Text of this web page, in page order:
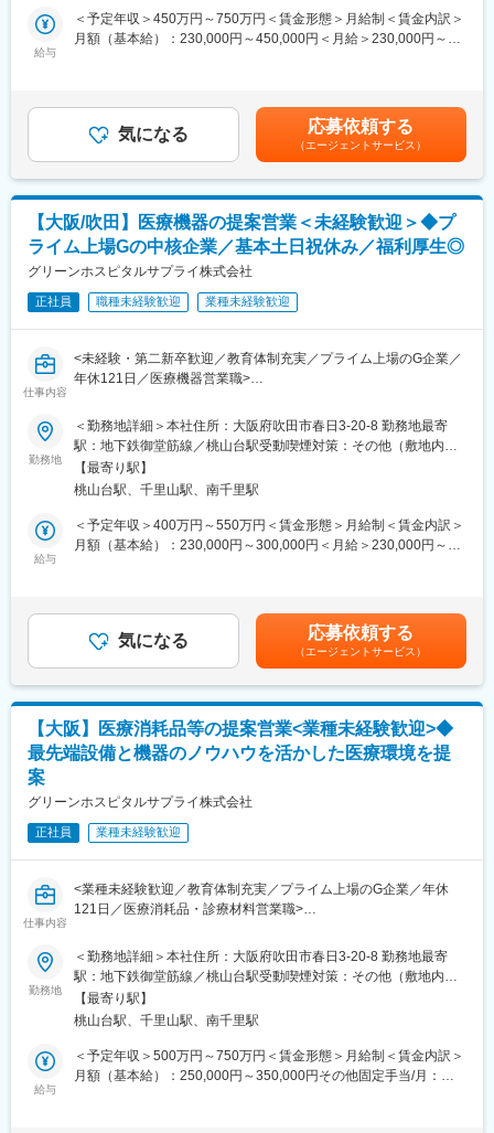
TPS事業部・メディカルファシリティー営業グループ
営業2名、施工管理1名が在籍し、連携しながら業務を進めていま
短期的な数字を追う個人ノルマやインセンティブはありません。
部としての目標はありますが、評価はプロセスやスキルの向上を
重視します。
腰を据えて専門性を高められる環境です。
■キャリアパス
成果や役割に応じて昇格の機会があり、30代で課長、40代で部長
として活躍する社員もいます。
医療×建設という安定性の高い分野で、専門性とマネジメント双方
のキャリア形成が可能です。
「生命を守る人の環境づくり」を掲げ、医療機関を多角的に支
援。
変更の範囲：会社の定める業務
構成比が高いです。
・担当エリアにつは、関西案件中心となります。
※必要に応じて出張はありますが、長期出張は少ない環境となりま
す。
・工事金額…数十万～4億程度と幅広い案件となりますが、新設よ
りも改修案件の割合が高いです。
・同社は医療商社内の専門技術チームとして、医療機器・設備・
建築を横断する知識を持つ技術者が在籍。病院の理事長・院長・
事務長と直接やり取りする案件が多く、発注者に近い立場で業務
を進められます。
業務をお任せしますが、ご経験を積んでいただき、複数の分野で
の施工監理を担当いただく事を想定しております。
■教育体制
・OJTを中心に医療法規・設備基準・特殊施工などの専門知識を
士・施工管理技士などの取得を積極サポートします。
■本ポジションの魅力・やりがい
・MRI室の電磁対策や病室の酸素アウトレット設置など一般建築
成を見届ける達成感は大きく、「いのちを守る人を支える環境づ
くり」に直接貢献できます。
るほか、プロジェクトマネジメント（CM）領域にも挑戦可能。大
規模案件の責任者、技術指導など将来的なキャリアの幅も広いで
す。
■募集背景
・医療機関の建替え・増改築が全国的に増加し、医療×建築に特化
した工事ニーズが拡大。専門性の高い「MF技術工事部」を強化
し、10名から30名体制を目指すため施工管理の経験者を募集しま
変更の範囲：会社の定める業務
給与
＜予定年収＞450万円～750万円＜賃金形態＞月給制＜賃金内訳＞
月額（基本給）：230,000円～450,000円＜月給＞230,000円～
り、選考を通じて上下する可能性があります。月給(月額)は固定手
当を含めた表記です。
気になる 応募依頼する
（エージェントサービス）
【大阪/吹田】医療機器の提案営業＜未経験歓迎＞◆プ
ライム上場Gの中核企業／基本土日祝休み／福利厚生◎
グリーンホスピタルサプライ株式会社
正社員 職種未経験歓迎 業種未経験歓迎
仕事内容
<未経験・第二新卒歓迎／教育体制充実／プライム上場のG企業／
年休121日／医療機器営業職>
う大型の放射線機器から、手術で使用する電気メスまで、院内で
使用する医療機器の販売をお任せします。
■職務内容：
複数のメーカーを販売できる商社として、機器導入による利点・
欠点・省力化・効率化を病院の立場で検討し提案します。増改
築・新機器導入やITシステム導入・手術室改装など、施設に伴う
幅広い課題解決のための提案、機器営業をお任せいたします。
■業務の魅力：
・病院の経営層や事務局、ドクターに提案営業を行います。
・医療機器の商社として病院で必要な「モノ」を幅広く取り扱う
・他にもメーカー、IT企業等、50社超（※2026年4月現在）のシッ
プヘルスケアグループ各社と連携した他社にはない提案が可能で
す。
■組織構成：
ように研修やOJTを行います。
少しずつ担当業務を増やしていき、独り立ちまで先輩社員がしっ
医療機器メーカーの勉強会で商品や提案知識を深めることができ
ます。
■当社について：
コンサルティング営業を展開する「トータルパックシステム事
業」と、診療材料の供給を行う「メデイカルサプライ事業」の二
勤務地
＜勤務地詳細＞本社住所：大阪府吹田市春日3-20-8 勤務地最寄
駅：地下鉄御堂筋線／桃山台駅受動喫煙対策：その他（敷地内禁
煙（屋外喫煙可能場所あり））変更の範囲：会社の定める事業所
【最寄り駅】
桃山台駅、千里山駅、南千里駅
給与
＜予定年収＞400万円～550万円＜賃金形態＞月給制＜賃金内訳＞
月額（基本給）：230,000円～300,000円＜月給＞230,000円～
上下する可能性があります。月給(月額)は固定手当を含めた表記で
す。
気になる 応募依頼する
（エージェントサービス）
【大阪】医療消耗品等の提案営業<業種未経験歓迎>◆
最先端設備と機器のノウハウを活かした医療環境を提
案
グリーンホスピタルサプライ株式会社
正社員 業種未経験歓迎
仕事内容
<業種未経験歓迎／教育体制充実／プライム上場のG企業／年休
121日／医療消耗品・診療材料営業職>
シップヘルスケアHDグループの中核企業として、最先端設備と機
器のノウハウを活かした医療環境を提案します。今回のポジショ
ンは医療機関で日々必要となる診療材料の営業活動に従事するポ
ジションです。
■ポジションの魅力：
医療機関で日々使用する注射器やガーゼなどの消耗品から、何億
もする医療機器まで、ニーズに応じた診療材料の供給を通じて、
勤務地
＜勤務地詳細＞本社住所：大阪府吹田市春日3-20-8 勤務地最寄
駅：地下鉄御堂筋線／桃山台駅受動喫煙対策：その他（敷地内禁
煙（屋外喫煙可能場所あり））変更の範囲：会社の定める事業所
【最寄り駅】
桃山台駅、千里山駅、南千里駅
給与
＜予定年収＞500万円～750万円＜賃金形態＞月給制＜賃金内訳＞
月額（基本給）：250,000円～350,000円その他固定手当/月：